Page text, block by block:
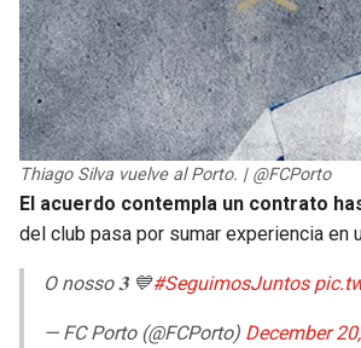
Thiago Silva vuelve al Porto. | @FCPorto
El acuerdo contempla un contrato
del club pasa por sumar experiencia en
O nosso 𝟑 💙#SeguimosJuntos
— FC Porto (@FCPorto) December